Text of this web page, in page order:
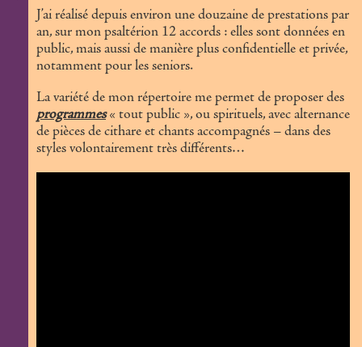
J’ai réalisé depuis environ une douzaine de prestations par
an, sur mon psaltérion 12 accords : elles sont données en
public, mais aussi de manière plus confidentielle et privée,
notamment pour les seniors.
La variété de mon répertoire me permet de proposer des
programmes« tout public », ou spirituels, avec alternance
de pièces de cithare et chants accompagnés – dans des
styles volontairement très différents…